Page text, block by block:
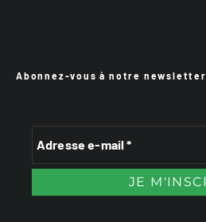
Abonnez-vous à notre newsletter